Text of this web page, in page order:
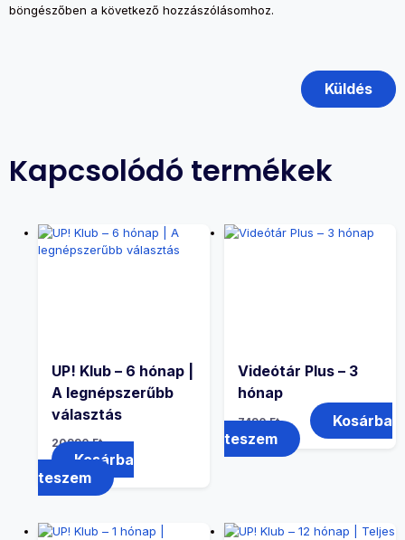
böngészőben a következő hozzászólásomhoz.
Kapcsolódó termékek
UP! Klub – 6 hónap |
A legnépszerűbb
választás
20990Ft
Kosárba
teszem
Videótár Plus – 3
hónap
7490Ft
Kosárba
teszem